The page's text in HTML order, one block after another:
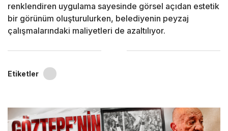
renklendiren uygulama sayesinde görsel açıdan estetik
bir görünüm oluşturulurken, belediyenin peyzaj
çalışmalarındaki maliyetleri de azaltılıyor.
Etiketler